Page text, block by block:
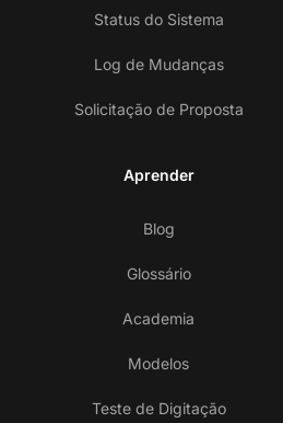
Status do Sistema
Log de Mudanças
Solicitação de Proposta
Aprender
Blog
Glossário
Academia
Modelos
Teste de Digitação